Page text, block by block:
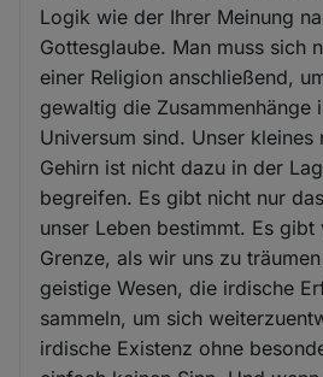
Logik wie der Ihrer Meinung
Gottesglaube. Man muss sich
einer Religion anschließend,
gewaltig die Zusammenhänge
Universum sind. Unser kleines
Gehirn ist nicht dazu in der
begreifen. Es gibt nicht nur
unser Leben bestimmt. Es
Grenze, als wir uns zu
geistige Wesen, die irdische
sammeln, um sich
irdische Existenz ohne